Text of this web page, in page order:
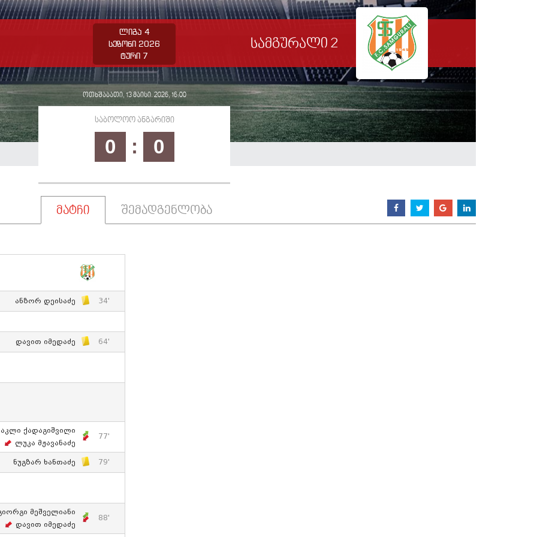
სამგურალი 2
ლიგა 4
სეზონი 2026
ტური 7
ოთხშაბათი, 13 მაისი. 2026, 16:00
საბოლოო ანგარიში
0 : 0
მატჩი შემადგენლობა
Ანზორ Დეისაძე 34'
Დავით Იმედაძე 64'
Ქადაგიშვილი
Ლუკა Მჟავანაძე
77'
Ნუგზარ Ხანთაძე 79'
Მეშველიანი
Დავით Იმედაძე
88'